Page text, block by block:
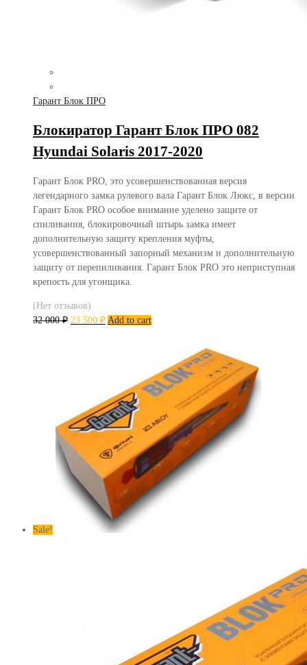
Гарант Блок ПРО
Блокиратор Гарант Блок ПРО 082
Hyundai Solaris 2017-2020
Гарант Блок PRO, это усовершенствованная версия
легендарного замка рулевого вала Гарант Блок Люкс, в версии
Гарант Блок PRO особое внимание уделено защите от
спиливания, блокировочный штырь замка имеет
дополнительную защиту крепления муфты,
усовершенствованный запорный механизм и дополнительную
защиту от перепиливания. Гарант Блок PRO это неприступная
крепость для угонщика.
(Нет отзывов)
32 000₽ 23 500 ₽ Add to cart
Sale!